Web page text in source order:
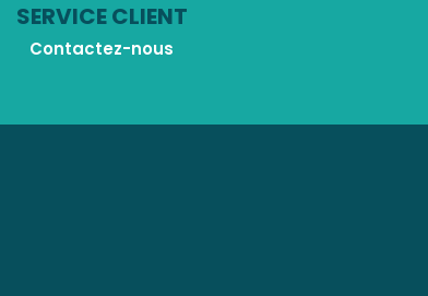
SERVICE CLIENT
Contactez-nous